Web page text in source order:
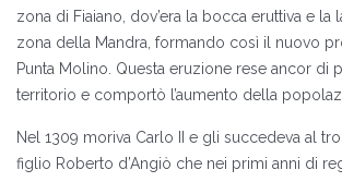
zona di Fiaiano, dov’era la bocca eruttiva e la
zona della Mandra, formando così il nuovo
Punta Molino. Questa eruzione rese ancor di
territorio e comportò l’aumento della
Nel 1309 moriva Carlo II e gli succedeva al
figlio Roberto d’Angiò che nei primi anni di